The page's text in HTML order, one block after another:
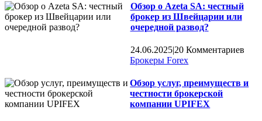
Обзор о Azeta SA: честный
брокер из Швейцарии или
очередной развод?
24.06.2025|20 Комментариев
Брокеры Forex
Обзор услуг, преимуществ и
честности брокерской
компании UPIFEX